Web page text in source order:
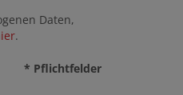
Daten,
.
* Pflichtfelder